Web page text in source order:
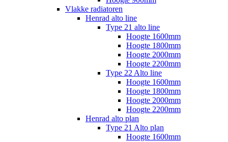
Vlakke radiatoren
Henrad alto line
Type 21 alto line
Hoogte 1600mm
Hoogte 1800mm
Hoogte 2000mm
Hoogte 2200mm
Type 22 Alto line
Hoogte 1600mm
Hoogte 1800mm
Hoogte 2000mm
Hoogte 2200mm
Henrad alto plan
Type 21 Alto plan
Hoogte 1600mm